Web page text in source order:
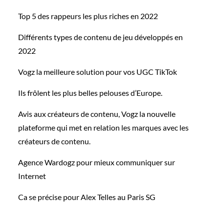
Top 5 des rappeurs les plus riches en 2022
Différents types de contenu de jeu développés en
2022
Vogz la meilleure solution pour vos UGC TikTok
Ils frôlent les plus belles pelouses d’Europe.
Avis aux créateurs de contenu, Vogz la nouvelle
plateforme qui met en relation les marques avec les
créateurs de contenu.
Agence Wardogz pour mieux communiquer sur
Internet
Ca se précise pour Alex Telles au Paris SG